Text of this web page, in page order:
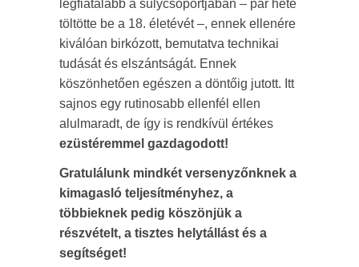
legfiatalabb a súlycsoportjában – pár hete
töltötte be a 18. életévét –, ennek ellenére
kiválóan birkózott, bemutatva technikai
tudását és elszántságát. Ennek
köszönhetően egészen a döntőig jutott. Itt
sajnos egy rutinosabb ellenfél ellen
alulmaradt, de így is rendkívül értékes
ezüstéremmel gazdagodott!
Gratulálunk mindkét versenyzőnknek a
kimagasló teljesítményhez, a
többieknek pedig köszönjük a
részvételt, a tisztes helytállást és a
segítséget!